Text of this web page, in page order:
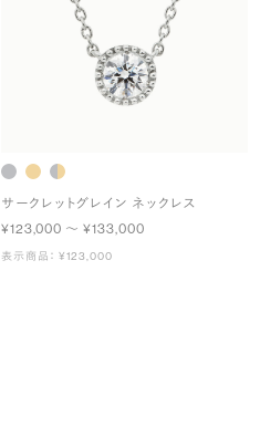
サークレットグレイン ネックレス
¥123,000 〜 ¥133,000
表示商品： ¥123,000